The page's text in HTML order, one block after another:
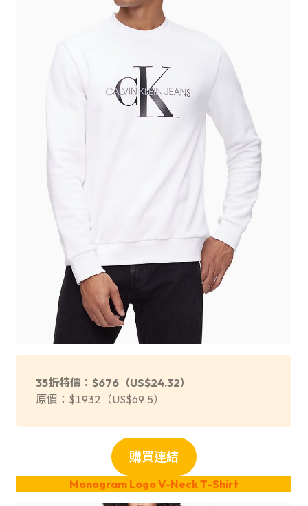
35折特價：$676（US$24.32）
原價：$1932（US$69.5）
購買連結
Monogram Logo V-Neck T-Shirt